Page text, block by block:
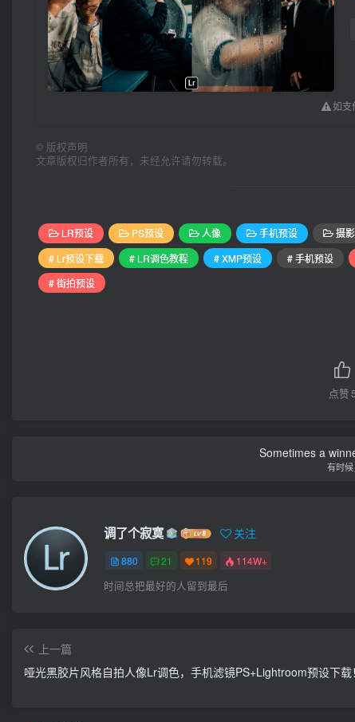
如支
© 版权声明
文章版权归作者所有，未经允许请勿转载。
LR预设 PS预设 人像 手机预设 摄
# Lr预设下载
# LR调色教程 # XMP预设 # 手机预设
# 街拍预设
点赞
Sometimes a
有时
调了个寂寞 关注
880 21 119 114W+
时间总把最好的人留到最后
上一篇
哑光黑胶片风格自拍人像Lr调色，手机滤镜PS+Lightroom预设下载！